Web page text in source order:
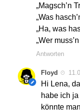
„Magsch’n
„Was
„Ha, was
„Wer
Antworten
Floyd
Hi Lena,
habe ich
könnte